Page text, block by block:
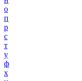
о
п
р
с
т
у
ф
х